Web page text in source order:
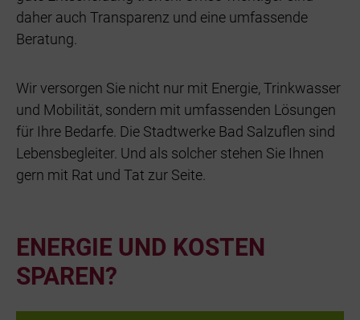
daher auch Transparenz und eine umfassende
Beratung.
Wir versorgen Sie nicht nur mit Energie, Trinkwasser
und Mobilität, sondern mit umfassenden Lösungen
für Ihre Bedarfe. Die Stadtwerke Bad Salzuflen sind
Lebensbegleiter. Und als solcher stehen Sie Ihnen
gern mit Rat und Tat zur Seite.
ENERGIE UND KOSTEN
SPAREN?